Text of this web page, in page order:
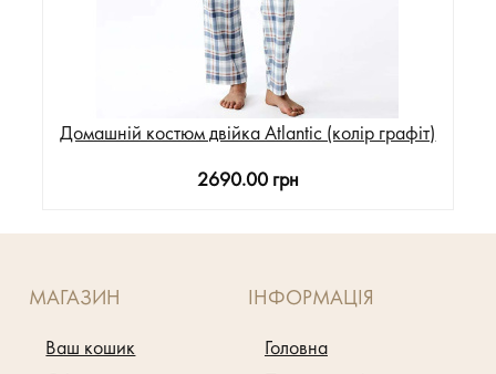
Домашній костюм двійка Atlantic (колір графіт)
2690.00 грн
МАГАЗИН
Ваш кошик
ІНФОРМАЦІЯ
Головна